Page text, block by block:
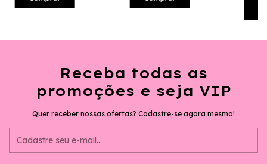
Receba todas as
promoções e seja VIP
Quer receber nossas ofertas? Cadastre-se agora mesmo!